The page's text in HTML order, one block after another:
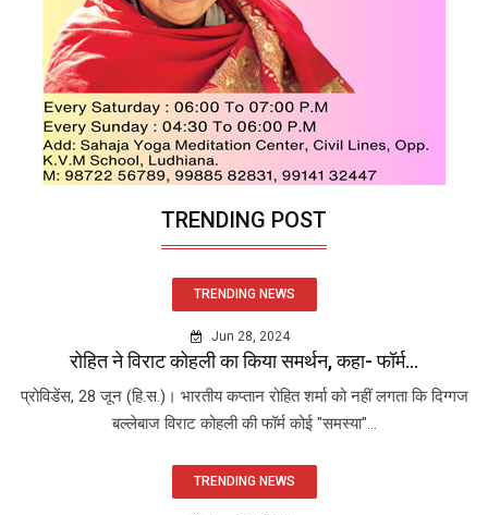
TRENDING POST
TRENDING NEWS
Jun 28, 2024
रोहित ने विराट कोहली का किया समर्थन, कहा- फॉर्म...
प्रोविडेंस, 28 जून (हि.स.)। भारतीय कप्तान रोहित शर्मा को नहीं लगता कि दिग्गज
बल्लेबाज विराट कोहली की फॉर्म कोई "समस्या"...
TRENDING NEWS